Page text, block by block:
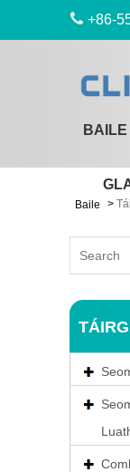
+86-
BAILE
Baile >